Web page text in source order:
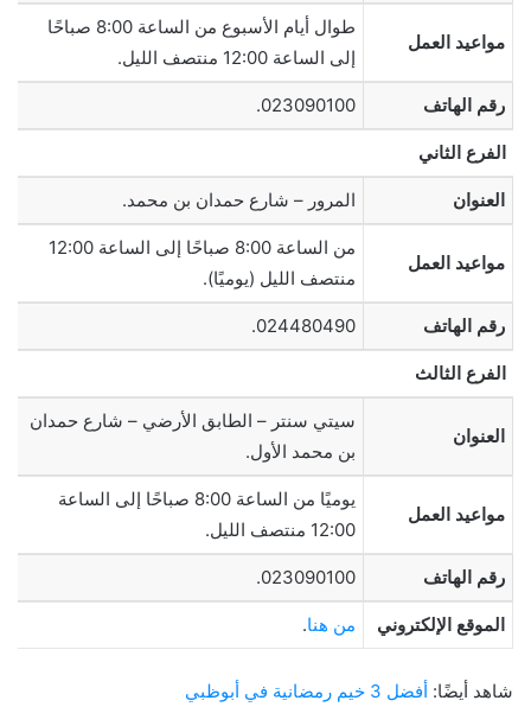
مواعيد العمل
طوال أيام الأسبوع من الساعة 8:00 صباحًا
إلى الساعة 12:00 منتصف الليل.
رقم الهاتف 023090100.
الفرع الثاني
العنوان المرور – شارع حمدان بن محمد.
مواعيد العمل
من الساعة 8:00 صباحًا إلى الساعة 12:00
منتصف الليل (يوميًا).
رقم الهاتف 024480490.
الفرع الثالث
العنوان
سيتي سنتر – الطابق الأرضي – شارع حمدان
بن محمد الأول.
مواعيد العمل
يوميًا من الساعة 8:00 صباحًا إلى الساعة
12:00 منتصف الليل.
رقم الهاتف 023090100.
الموقع الإلكتروني من هنا.
شاهد أيضًا: أفضل 3 خيم رمضانية في أبوظبي